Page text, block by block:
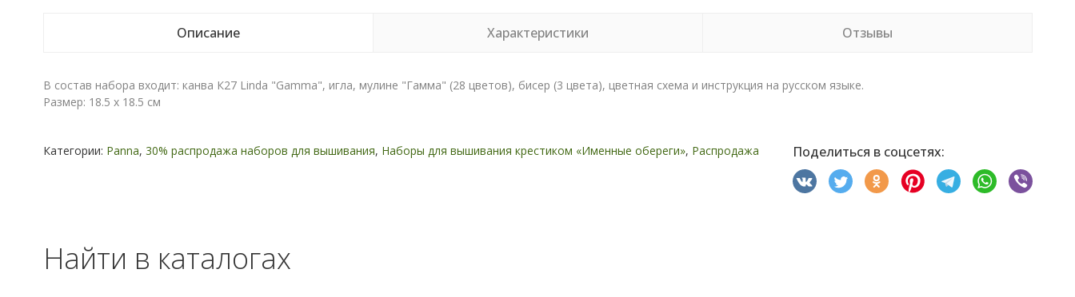
Описание Характеристики Отзывы
В состав набора входит: канва К27 Linda "Gamma", игла, мулине "Гамма" (28 цветов), бисер (3 цвета), цветная схема и инструкция на русском языке.
Размер: 18.5 x 18.5 см
Категории: Panna, 30% распродажа наборов для вышивания, Наборы для вышивания крестиком «Именные обереги», Распродажа Поделиться в соцсетях:
Найти в каталогах